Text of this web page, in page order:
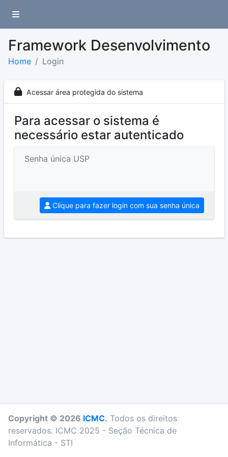
Framework Desenvolvimento
Home Login
Acessar área protegida do sistema
Para acessar o sistema é
necessário estar autenticado
Senha única USP
Clique para fazer login com sua senha única
Copyright © 2026 ICMC. Todos os direitos
reservados. ICMC 2025 - Seção Técnica de
Informática - STI